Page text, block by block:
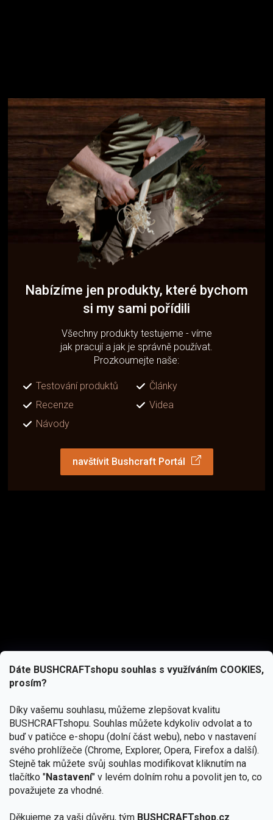
Dáte BUSHCRAFTshopu souhlas s využíváním COOKIES,
prosím?
Díky vašemu souhlasu, můžeme zlepšovat kvalitu
BUSHCRAFTshopu. Souhlas můžete kdykoliv odvolat a to
buď v patičce e-shopu (dolní část webu), nebo v nastavení
svého prohlížeče (Chrome, Explorer, Opera, Firefox a další).
Stejně tak můžete svůj souhlas modifikovat kliknutím na
tlačítko "Nastavení" v levém dolním rohu a povolit jen to, co
považujete za vhodné.
Děkujeme za vaši důvěru, tým BUSHCRAFTshop.cz
Nabízíme jen produkty, které bychom
si my sami pořídili
Všechny produkty testujeme - víme
jak pracují a jak je správně používat.
Prozkoumejte naše:
Testování produktů
Články
Recenze
Videa
Návody
navštívit Bushcraft Portál
podmínkami ochrany osobních údajů